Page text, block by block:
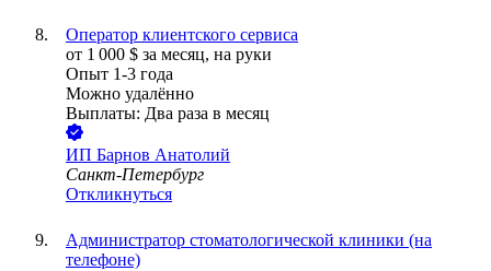
Оператор клиентского сервиса
от 1 000 $ за месяц, на руки
Опыт 1-3 года
Можно удалённо
Выплаты: Два раза в месяц
ИП Барнов Анатолий
Санкт-Петербург
Откликнуться
Администратор стоматологической клиники (на
телефоне)